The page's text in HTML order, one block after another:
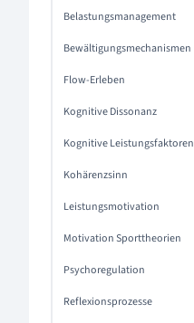
Belastungsmanagement
Bewältigungsmechanismen
Flow-Erleben
Kognitive Dissonanz
Kognitive Leistungsfaktoren
Kohärenzsinn
Leistungsmotivation
Motivation Sporttheorien
Psychoregulation
Reflexionsprozesse